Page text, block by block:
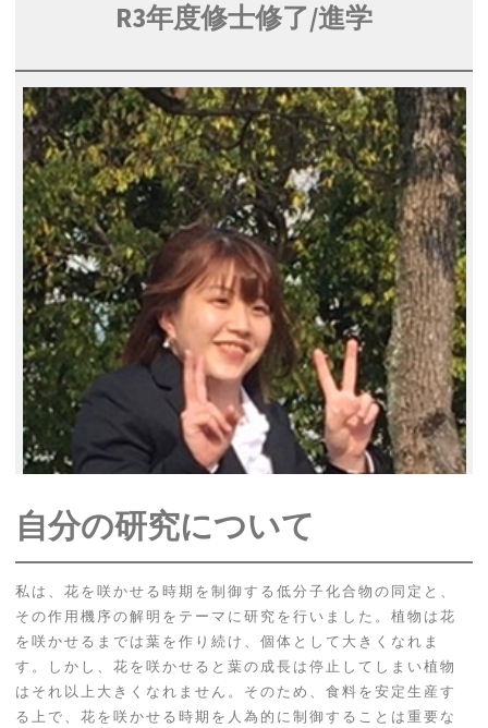
R3年度修士修了/進学
自分の研究について
私は、花を咲かせる時期を制御する低分子化合物の同定と、
その作用機序の解明をテーマに研究を行いました。植物は花
を咲かせるまでは葉を作り続け、個体として大きくなれま
す。しかし、花を咲かせると葉の成長は停止してしまい植物
はそれ以上大きくなれません。そのため、食料を安定生産す
る上で、花を咲かせる時期を人為的に制御することは重要な